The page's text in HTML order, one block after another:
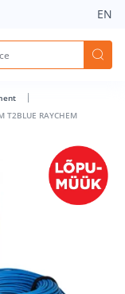
RAYCHEM -
EN
T2BLUE RAYCHEM